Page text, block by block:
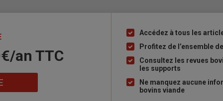
le mieux à la sècheresse »
, décroche le moins en production et redémarre le plus
l’association wallonne Fourrages Mieux. « Sonsystème
an​ TTC
Liste
à
puce
Accédez à tous les
Profitez de l’ensemble
Consultez les revues
les supports
Ne manquez aucune
bovins viande